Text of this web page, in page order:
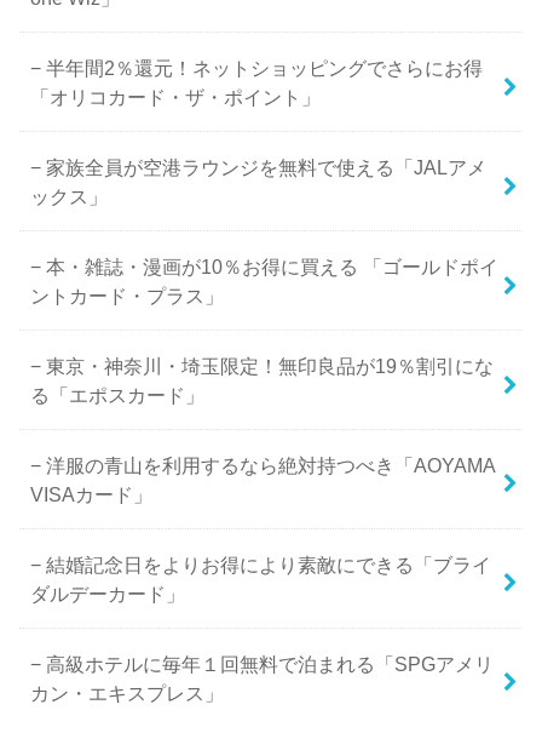
半年間2％還元！ネットショッピングでさらにお得
「オリコカード・ザ・ポイント」
家族全員が空港ラウンジを無料で使える「JALアメ
ックス」
本・雑誌・漫画が10％お得に買える 「ゴールドポイ
ントカード・プラス」
東京・神奈川・埼玉限定！無印良品が19％割引にな
る「エポスカード」
洋服の青山を利用するなら絶対持つべき「AOYAMA
VISAカード」
結婚記念日をよりお得により素敵にできる「ブライ
ダルデーカード」
高級ホテルに毎年１回無料で泊まれる「SPGアメリ
カン・エキスプレス」